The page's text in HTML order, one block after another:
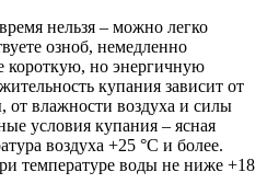
нельзя – можно легко
озноб, немедленно
короткую, но энергичную
купания зависит от
от влажности воздуха и силы
условия купания – ясная
воздуха +25 °С и более.
температуре воды не ниже +18